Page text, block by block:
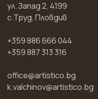
ул. Запад 2, 4199
с.Труд, Пловдив
+359 886 666 044
+359 887 313 316
office@artistico.bg
k.valchinov@artistico.bg